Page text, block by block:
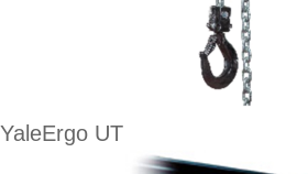
YaleErgo UT